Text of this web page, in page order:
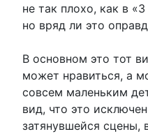
не так плохо, как в
но вряд ли это
В основном это тот
может нравиться, а
совсем маленьким
вид, что это
затянувшейся сцены,